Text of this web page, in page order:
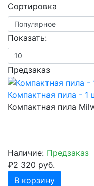
Сортировка
Показать:
Предзаказ
Компактная пила - 1
Компактная пила
Наличие: Предзаказ
₽2 320 руб.
В корзину